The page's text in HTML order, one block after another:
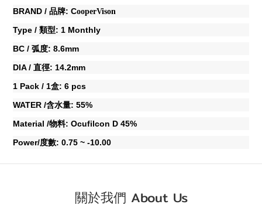
BRAND / 品牌: CooperVison
Type / 類型: 1 Monthly
BC / 弧度: 8.6mm
DIA / 直徑: 14.2mm
1 Pack / 1盒: 6 pcs
WATER /含水量: 55%
Material /物料: Ocufilcon D 45%
Power/度數: 0.75 ~ -10.00
關於我們 About Us